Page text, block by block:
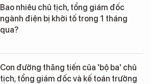
Bao nhiêu chủ tịch, tổng giám đốc
ngành điện bị khởi tố trong 1 tháng
qua?
Con đường thăng tiến của 'bộ ba' chủ
tịch, tổng giám đốc và kế toán trưởng